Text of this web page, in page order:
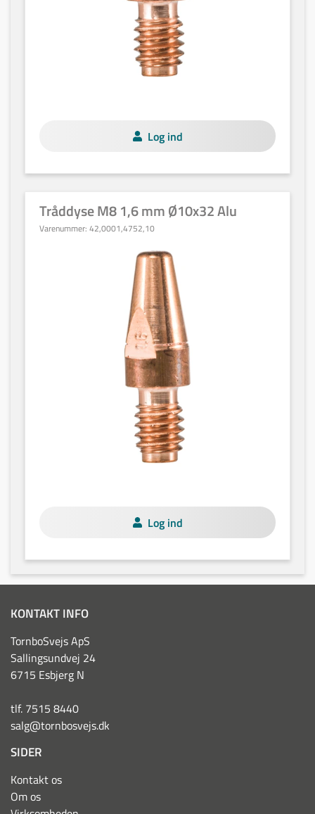
Log ind
Tråddyse M8 1,6 mm Ø10x32 Alu
Varenummer: 42,0001,4752,10
Log ind
KONTAKT INFO
TornboSvejs ApS
Sallingsundvej 24
6715 Esbjerg N
tlf. 7515 8440
salg@tornbosvejs.dk
SIDER
Kontakt os
Om os